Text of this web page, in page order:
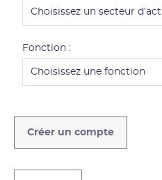
p
é
e
n
t
a
Fonction :
Créer un compte